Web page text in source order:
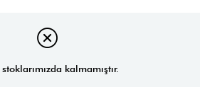
kalmamıştır.